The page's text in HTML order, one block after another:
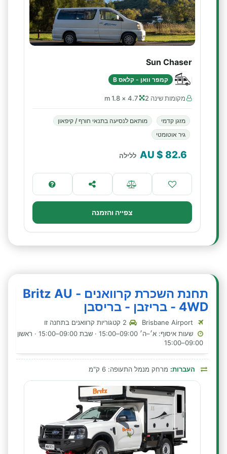
Sun Chaser
קמפר וואן - קלאס B
מקומות שינה 2 4.7 × 1.8 m
מזגן קדמי
מותאם לנסיעה בתנאי חורף / קיפאון
גיר אוטומטי
82.6
$ AU ללילה
צפייה והזמנה
תחנת השכרת קרוואנים - Britz AU
4WD - בריזבן - בריסבן
שעות איסוף: א׳–ה׳ 09:00–15:00 · שבת 09:00–15:00 · ראשון
09:00–15:00
העברות: מרחק מנמל התעופה: 6 ק"מ